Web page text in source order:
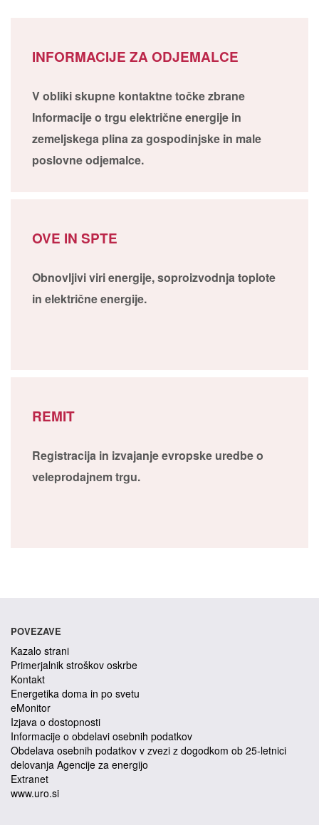
INFORMACIJE ZA ODJEMALCE
V obliki skupne kontaktne točke zbrane
Informacije o trgu električne energije in
zemeljskega plina za gospodinjske in male
poslovne odjemalce.
OVE IN SPTE
Obnovljivi viri energije, soproizvodnja toplote
in električne energije.
REMIT
Registracija in izvajanje evropske uredbe o
veleprodajnem trgu.
POVEZAVE
Kazalo strani
Primerjalnik stroškov oskrbe
Kontakt
Energetika doma in po svetu
eMonitor
Izjava o dostopnosti
Informacije o obdelavi osebnih podatkov
Obdelava osebnih podatkov v zvezi z dogodkom ob 25-letnici
delovanja Agencije za energijo
Extranet
www.uro.si